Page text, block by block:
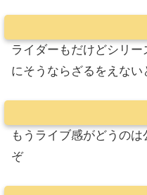
ライダーもだけどシリ
にそうならざるをえな
もうライブ感がどうの
ぞ